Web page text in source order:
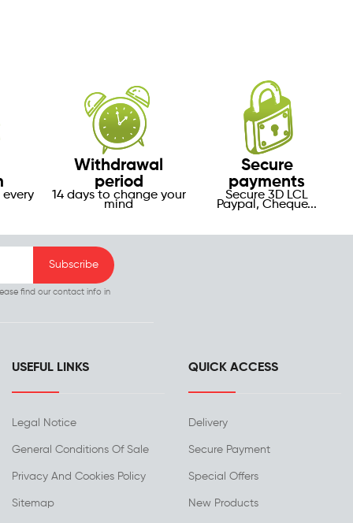
every
Withdrawal
period
14 days to change your
mind
Secure
payments
Secure 3D LCL
Paypal, Cheque...
find our contact info in
QUICK ACCESS
Delivery
Secure Payment
Special Offers
New Products
USEFUL LINKS
Legal Notice
General Conditions Of Sale
Privacy And Cookies Policy
Sitemap